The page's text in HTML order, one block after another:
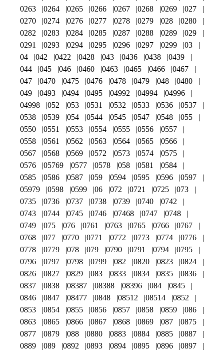
0263
0264 0265 0266 0267 0268 0269
027
0270
0274 0276 0277 0278 0279 028
0280
0282
0283 0284 0285 0287 0288 0289
029
0291
0293 0294 0295 0296 0297 0299
03
04
042 0422 0428 043 0436 0438
0439
044
045 046 0460 0463 0465 0466
0467
047
0470 0475 0476 0478 0479 048
0480
049
0493 0494 0495 04992 04994
04996
04998
052 053 0531 0532 0533 0536
0537
0538
0539 054 0544 0545 0547 0548
055
0550
0551 0553 0554 0555 0556
0557
0558
0561 0562 0563 0564 0565
0566
0567
0568 0569 0572 0573 0574
0575
0576
05769 0577 0578 058 0581
0584
0585
0586 0587 059 0594 0595 0596
0597
05979
0598 0599 06 072 0721 0725
073
0735
0736 0737 0738 0739 0740
0742
0743
0744 0745 0746 07468 0747
0748
0749
075 076 0761 0763 0765 0766
0767
0768
077 0770 0771 0772 0773 0774
0776
0778
0779 078 079 0790 0791 0794
0795
0796
0797 0798 0799 082 0820 0823
0824
0826
0827 0829 083 0833 0834 0835
0836
0837
0838 08387 08388 08396 084
0845
0846
0847 08477 0848 08512 08514
0852
0853
0854 0855 0856 0857 0858 0859
086
0863
0865 0866 0867 0868 0869 087
0875
0877
0879 088 0880 0883 0884 0885
0887
0889
089 0892 0893 0894 0895 0896
0897